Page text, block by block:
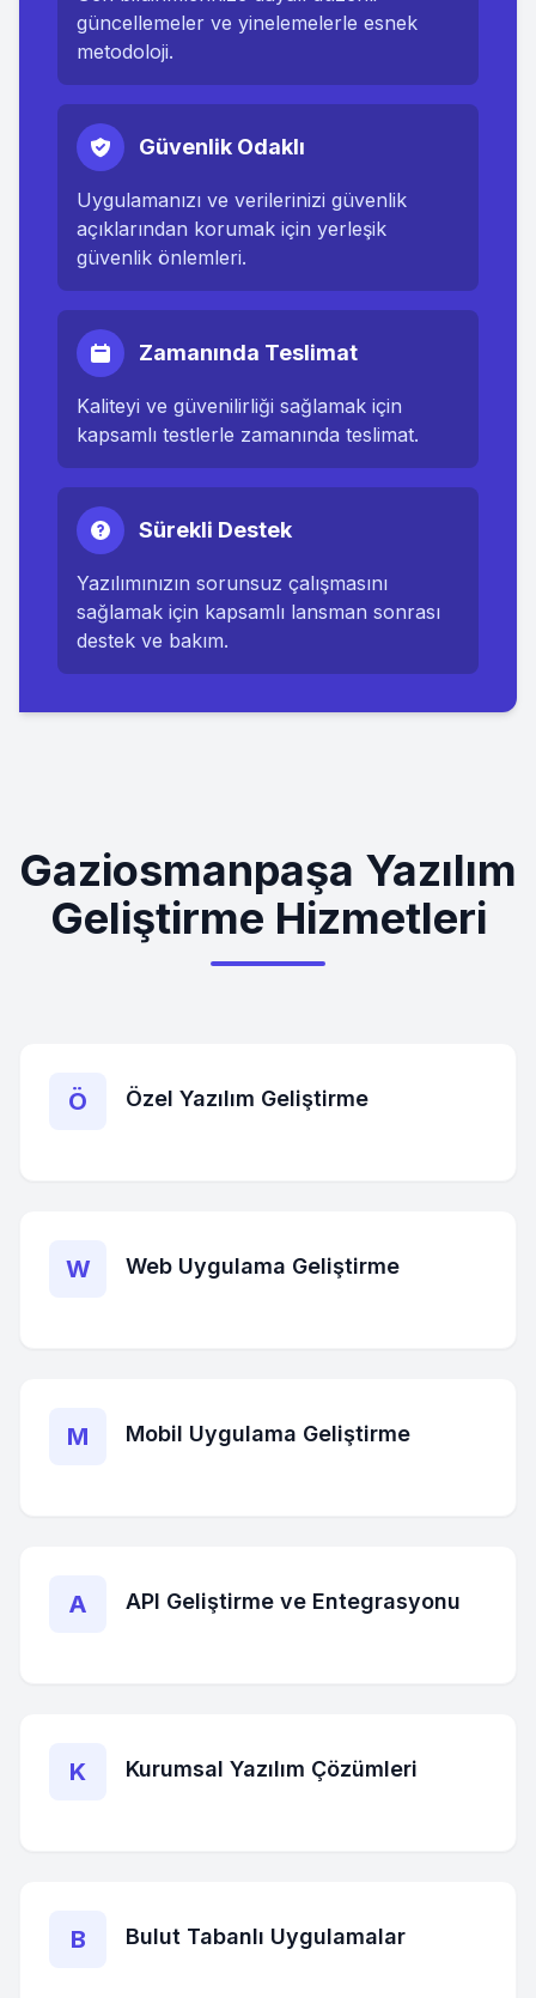
güncellemeler ve yinelemelerle esnek
metodoloji.
Güvenlik Odaklı
Uygulamanızı ve verilerinizi güvenlik
açıklarından korumak için yerleşik
güvenlik önlemleri.
Zamanında Teslimat
Kaliteyi ve güvenilirliği sağlamak için
kapsamlı testlerle zamanında teslimat.
Sürekli Destek
Yazılımınızın sorunsuz çalışmasını
sağlamak için kapsamlı lansman sonrası
destek ve bakım.
Gaziosmanpaşa Yazılım
Geliştirme Hizmetleri
Ö Özel Yazılım Geliştirme
W Web Uygulama Geliştirme
M Mobil Uygulama Geliştirme
A API Geliştirme ve Entegrasyonu
K Kurumsal Yazılım Çözümleri
B Bulut Tabanlı Uygulamalar